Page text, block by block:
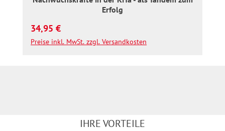
Erfolg
Regulärer Preis:
34,95 €
Preise inkl. MwSt. zzgl. Versandkosten
IHRE VORTEILE